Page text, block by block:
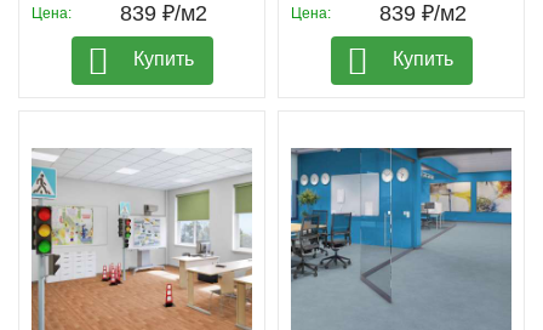
Цена: 839 ₽/м2
Купить
Цена: 839 ₽/м2
Купить